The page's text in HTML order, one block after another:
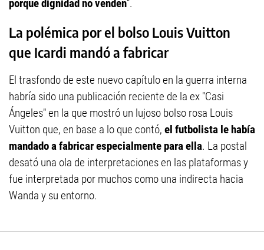
porque dignidad no venden”.
La polémica por el bolso Louis Vuitton
que Icardi mandó a fabricar
El trasfondo de este nuevo capítulo en la guerra interna
habría sido una publicación reciente de la ex "Casi
Ángeles" en la que mostró un lujoso bolso rosa Louis
Vuitton que, en base a lo que contó, el futbolista le había
mandado a fabricar especialmente para ella. La postal
desató una ola de interpretaciones en las plataformas y
fue interpretada por muchos como una indirecta hacia
Wanda y su entorno.